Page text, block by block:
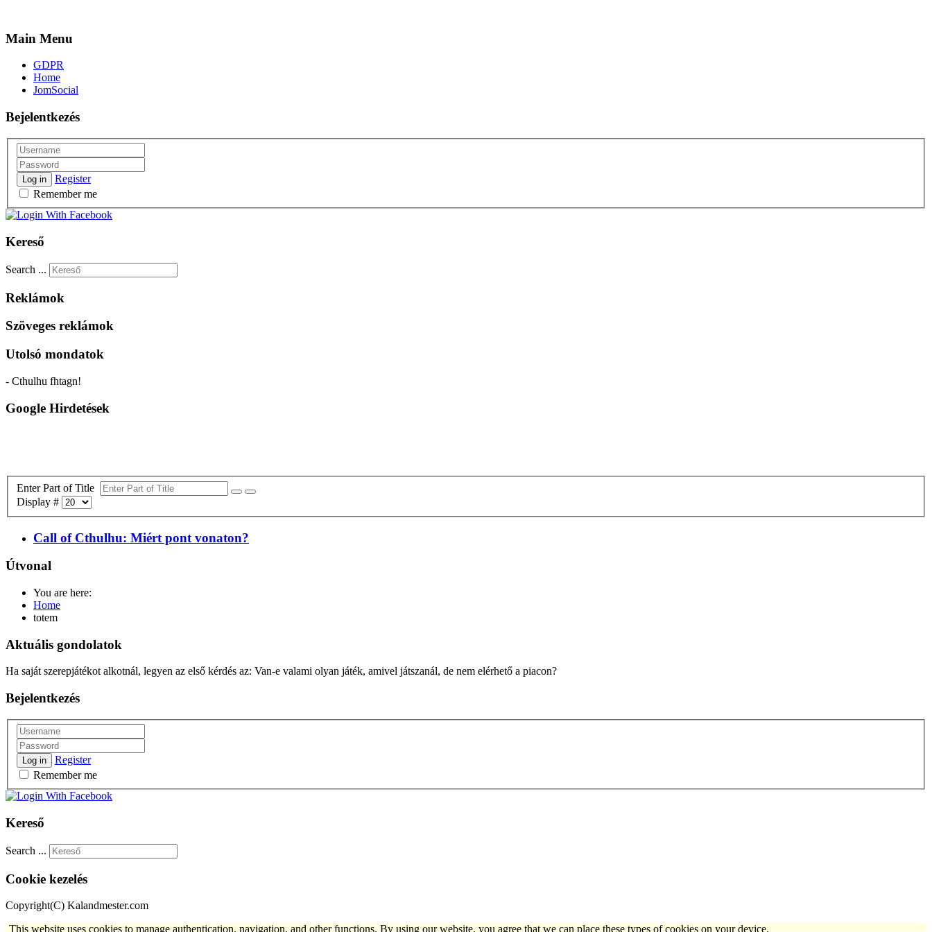
Main Menu
GDPR
Home
JomSocial
Bejelentkezés
Log in
Register
Remember me
Kereső
Search ...
Reklámok
Szöveges reklámok
Utolsó mondatok
- Cthulhu fhtagn!
Google Hirdetések
Enter Part of Title
Display #
Call of Cthulhu: Miért pont vonaton?
Útvonal
You are here:
Home
totem
Aktuális gondolatok
Ha saját szerepjátékot alkotnál, legyen az első kérdés az: Van-e valami olyan játék, amivel játszanál, de nem elérhető a piacon?
Bejelentkezés
Log in
Register
Remember me
Kereső
Search ...
Cookie kezelés
Copyright(C) Kalandmester.com
This website uses cookies to manage authentication, navigation, and other functions. By using our website, you agree that we can place these types of cookies on your device.